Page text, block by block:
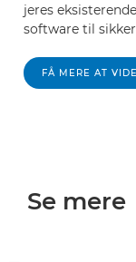
jeres
software til
FÅ MERE AT VIDE
Se mere